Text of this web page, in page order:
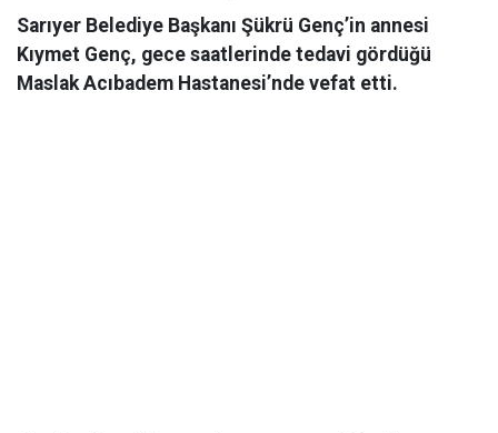
Sarıyer Belediye Başkanı Şükrü Genç’in annesi
Kıymet Genç, gece saatlerinde tedavi gördüğü
Maslak Acıbadem Hastanesi’nde vefat etti.